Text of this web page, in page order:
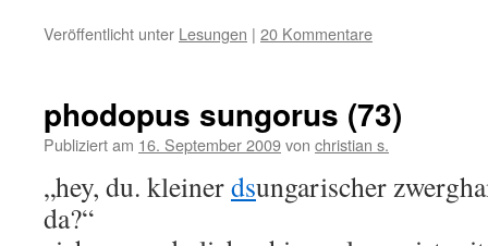
Veröffentlicht unter Lesungen | 20 Kommentare
phodopus sungorus (73)
Publiziert am 16. September 2009von christian s.
„hey, du. kleinerdsungarischer
da?“